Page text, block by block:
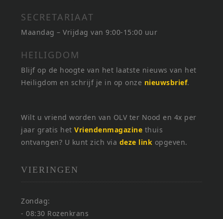
SECRETARIAAT
Maandag – Vrijdag van 9:00-15:00 uur
HEILIGDOM
Blijf op de hoogte van het laatste nieuws van het
Heiligdom en schrijf je in op onze nieuwsbrief.
Wilt u vriend worden van OLV ter Nood en 4x per
jaar gratis hetVriendenmagazine thuis
ontvangen? U kunt zich via deze link opgeven.
VIERINGEN
Zondag:
- 08:30 Rozenkrans